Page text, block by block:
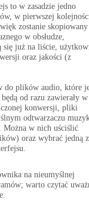
to w zasadzie jedno
w pierwszej
zostanie
w obsłudze,
się już na liście,
oraz jakości (z
do plików audio, które
od razu zawierały w
konwersji, pliki
odtwarzaczu
Można w nich uściślić
oraz wybrać jedną z
na nieumyślnej
warto czytać